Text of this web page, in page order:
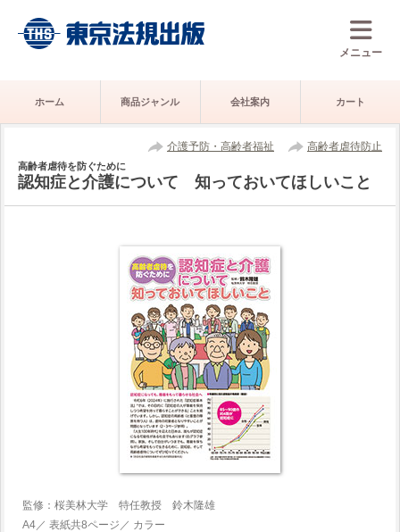
メニュー
ホーム 商品ジャンル 会社案内 カート
介護予防・高齢者福祉 高齢者虐待防止
高齢者虐待を防ぐために
認知症と介護について 知っておいてほしいこと
監修：桜美林大学 特任教授 鈴木隆雄
A4／ 表紙共8ページ／ カラー